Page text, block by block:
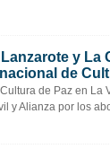
y La
de
de Paz en La
y Alianza por los